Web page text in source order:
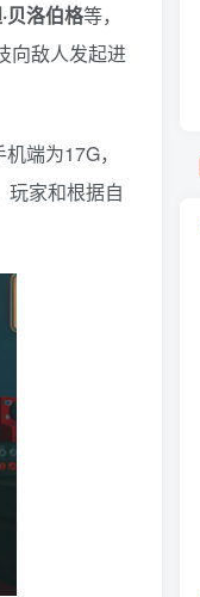
贝洛伯格等，
向敌人发起进
端为17G，
玩家和根据自